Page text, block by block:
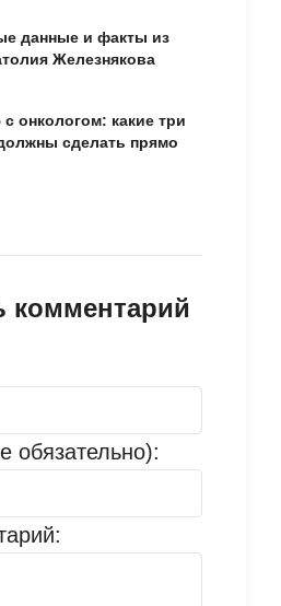
данные и факты из
Железнякова
онкологом: какие три
сделать прямо
комментарий
обязательно):